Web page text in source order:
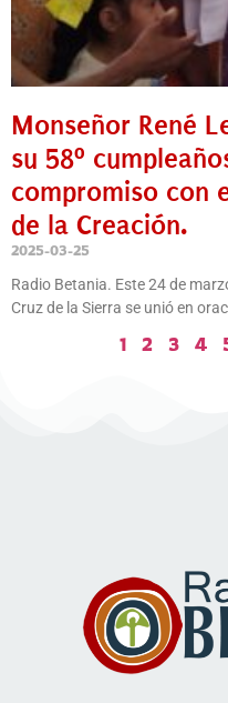
Monseñor René
su 58º
compromiso con
de la Creación.
2025-03-25
Radio Betania. Este 24 de
Cruz de la Sierra se unió en
1 2 3 4